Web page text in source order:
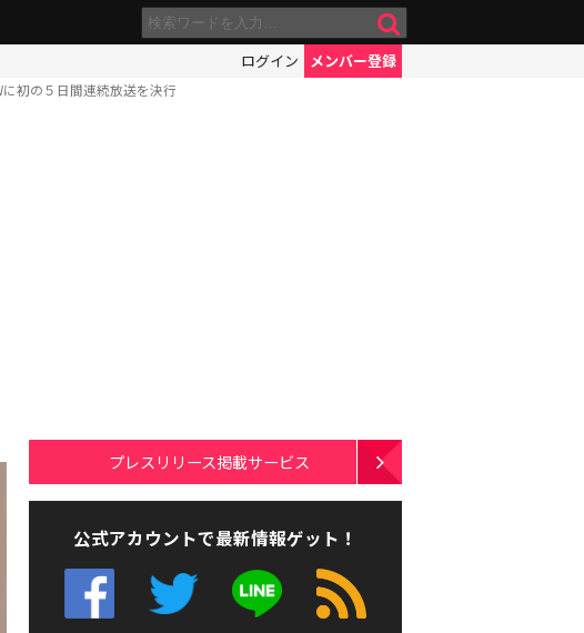
ログイン メンバー登録
初の５日間連続放送を決行
プレスリリース掲載サービス
公式アカウントで最新情報ゲット！